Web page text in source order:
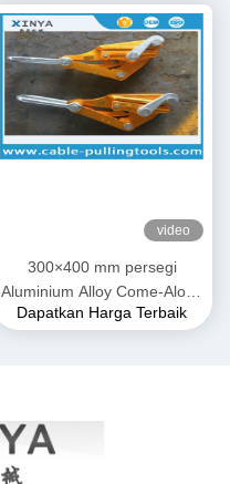
video
300×400 mm persegi
Aluminium Alloy Come-Along
Clamp. Grip Transmission
Dapatkan Harga Terbaik